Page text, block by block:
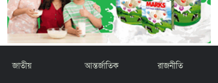
জাতীয় আন্তর্জাতিক রাজনীতি